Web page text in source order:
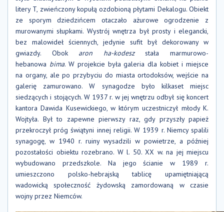
litery T, zwieńczony kopułą ozdobioną płytami Dekalogu. Obiekt
ze sporym dziedzińcem otaczało ażurowe ogrodzenie z
murowanymi słupkami. Wystrój wnętrza był prosty i elegancki,
bez malowideł ściennych, jedynie sufit był dekorowany w
gwiazdy. Obok
aron ha-kodesz
stała marmurowo-
hebanowa bima. W projekcie była galeria dla kobiet i miejsce
na organy, ale po przybyciu do miasta ortodoksów, wejście na
galerię zamurowano. W synagodze było kilkaset miejsc
siedzących i stojących. W 1937 r. w jej wnętrzu odbył się koncert
kantora Dawida Kusewickiego, w którym uczestniczył młody K.
Wojtyła. Był to zapewne pierwszy raz, gdy przyszły papież
przekroczył próg świątyni innej religii. W 1939 r. Niemcy spalili
synagogę, w 1940 r. ruiny wysadzili w powietrze, a później
pozostałości obiektu rozebrano. W l. 50. XX w. na jej miejscu
wybudowano przedszkole. Na jego ścianie w 1989 r.
umieszczono polsko-hebrajską tablicę upamiętniającą
wadowicką społeczność żydowską zamordowaną w czasie
wojny przez Niemców.